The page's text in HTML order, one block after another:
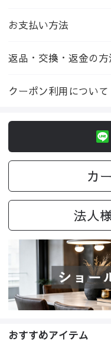
お支払い方法
返品・交換・返金の方
クーポン利用について
カ
法人
おすすめアイテム